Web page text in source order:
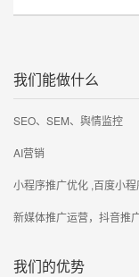
我们能做什么
SEO、SEM、舆情监控
AI营销
小程序推广优化 ,百度小
新媒体推广运营，抖音推
我们的优势